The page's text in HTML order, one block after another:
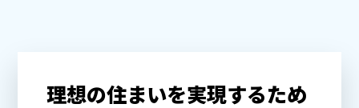
理想の住まいを実現するため